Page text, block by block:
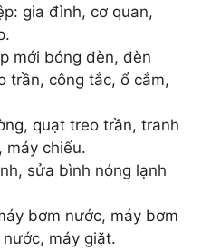
gia đình, cơ quan,
mới bóng đèn, đèn
trần, công tắc, ổ cắm,
quạt treo trần, tranh
máy chiếu.
sửa bình nóng lạnh
bơm nước, máy bơm
máy giặt.